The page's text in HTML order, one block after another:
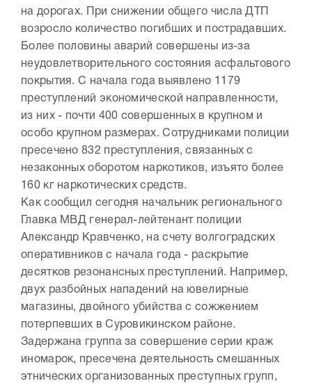
на дорогах. При снижении общего числа ДТП
возросло количество погибших и пострадавших.
Более половины аварий совершены из-за
неудовлетворительного состояния асфальтового
покрытия. С начала года выявлено 1179
преступлений экономической направленности,
из них - почти 400 совершенных в крупном и
особо крупном размерах. Сотрудниками полиции
пресечено 832 преступления, связанных с
незаконных оборотом наркотиков, изъято более
160 кг наркотических средств.
Как сообщил сегодня начальник регионального
Главка МВД генерал-лейтенант полиции
Александр Кравченко, на счету волгоградских
оперативников с начала года - раскрытие
десятков резонансных преступлений. Например,
двух разбойных нападений на ювелирные
магазины, двойного убийства с сожжением
потерпевших в Суровикинском районе.
Задержана группа за совершение серии краж
иномарок, пресечена деятельность смешанных
этнических организованных преступных групп,